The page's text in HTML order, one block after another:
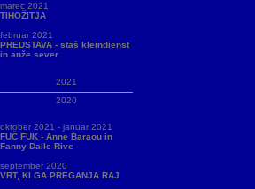
marec 2021
TIHOŽITJA
februar 2021
PREDSTAVA - staš kleindienst
in anže sever
2021
2020
oktober 2021 - januar 2021
FUČ FUK - Anne Baraou in
Fanny Dalle-Rive
september 2020
VRT, KI GA PREGANJA RAJ